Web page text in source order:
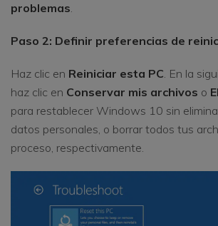
problemas.
Paso 2: Definir preferencias de
Haz clic en Reiniciar esta PC. En la
haz clic en Conservar mis archivos o
para restablecer Windows 10 sin
datos personales, o borrar todos tus
proceso, respectivamente.